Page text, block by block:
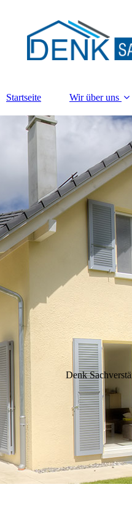
Startseite Wir über uns
Denk